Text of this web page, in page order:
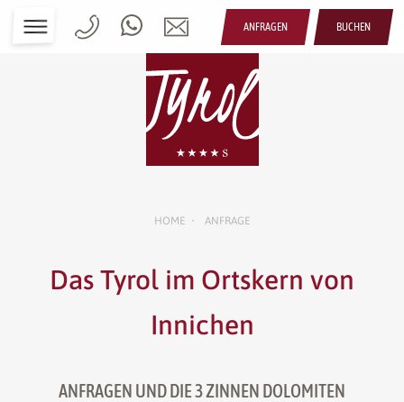
ANFRAGEN BUCHEN
HOME • ANFRAGE
Das Tyrol im Ortskern von
Innichen
ANFRAGEN UND DIE 3 ZINNEN DOLOMITEN